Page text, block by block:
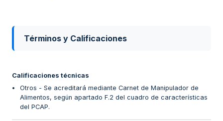
Términos y Calificaciones
Calificaciones técnicas
Otros - Se acreditará mediante Carnet de Manipulador de
Alimentos, según apartado F.2 del cuadro de características
del PCAP.